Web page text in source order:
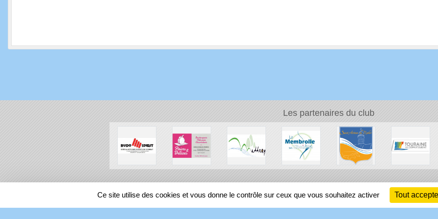
Les partenaires du club
REGIONS
Ce site utilise des cookies et vous donne le contrôle sur ceux que vous souhaitez activer Tout